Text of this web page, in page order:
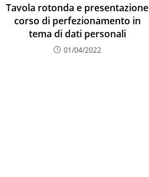
Tavola rotonda e presentazione
corso di perfezionamento in
tema di dati personali
01/04/2022